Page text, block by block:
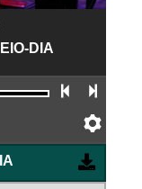
DIA
Faixa